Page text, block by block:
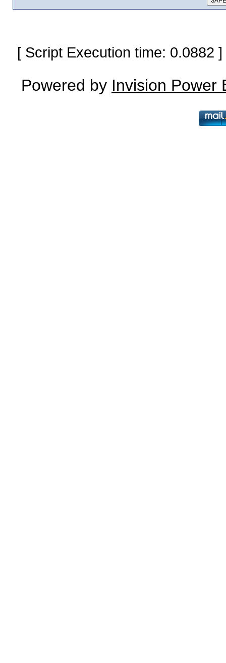
[ Script Execution time:
Powered by Invision Power